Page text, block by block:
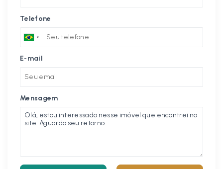
Telefone
E-mail
Mensagem